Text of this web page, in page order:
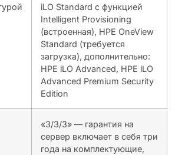
iLO Standard с функцией
Intelligent Provisioning
(встроенная), HPE OneView
Standard (требуется
загрузка), дополнительно:
HPE iLO Advanced, HPE iLO
Advanced Premium Security
Edition
«3/3/3» — гарантия на
сервер включает в себя три
года на комплектующие,